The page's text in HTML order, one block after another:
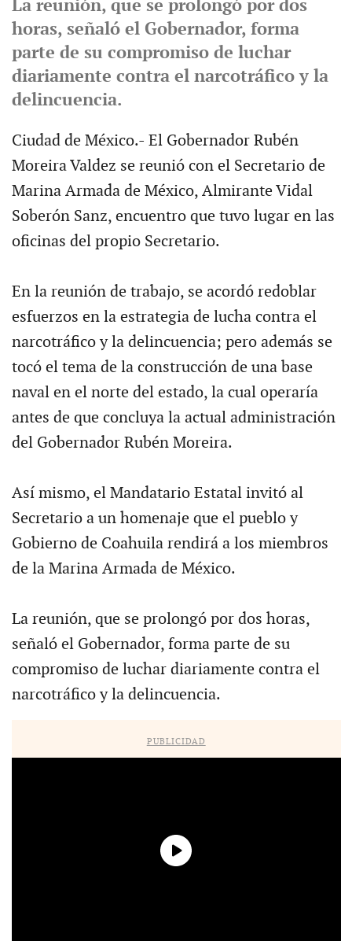
La reunión, que se prolongó por dos
horas, señaló el Gobernador, forma
parte de su compromiso de luchar
diariamente contra el narcotráfico y la
delincuencia.
Ciudad de México.- El Gobernador Rubén
Moreira Valdez se reunió con el Secretario de
Marina Armada de México, Almirante Vidal
Soberón Sanz, encuentro que tuvo lugar en las
oficinas del propio Secretario.
En la reunión de trabajo, se acordó redoblar
esfuerzos en la estrategia de lucha contra el
narcotráfico y la delincuencia; pero además se
tocó el tema de la construcción de una base
naval en el norte del estado, la cual operaría
antes de que concluya la actual administración
del Gobernador Rubén Moreira.
Así mismo, el Mandatario Estatal invitó al
Secretario a un homenaje que el pueblo y
Gobierno de Coahuila rendirá a los miembros
de la Marina Armada de México.
La reunión, que se prolongó por dos horas,
señaló el Gobernador, forma parte de su
compromiso de luchar diariamente contra el
narcotráfico y la delincuencia.
PUBLICIDAD